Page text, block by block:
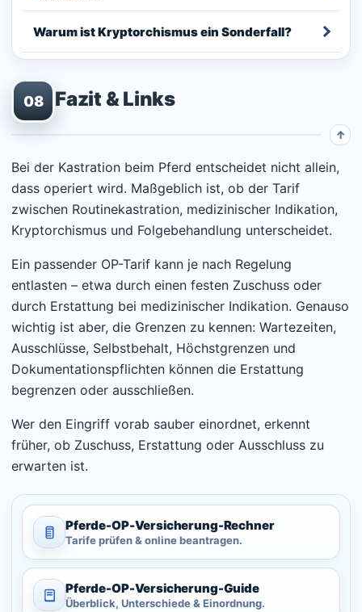
Warum ist Kryptorchismus ein Sonderfall?
08 Fazit & Links
Bei der Kastration beim Pferd entscheidet nicht allein,
dass operiert wird. Maßgeblich ist, ob der Tarif
zwischen Routinekastration, medizinischer Indikation,
Kryptorchismus und Folgebehandlung unterscheidet.
Ein passender OP-Tarif kann je nach Regelung
entlasten – etwa durch einen festen Zuschuss oder
durch Erstattung bei medizinischer Indikation. Genauso
wichtig ist aber, die Grenzen zu kennen: Wartezeiten,
Ausschlüsse, Selbstbehalt, Höchstgrenzen und
Dokumentationspflichten können die Erstattung
begrenzen oder ausschließen.
Wer den Eingriff vorab sauber einordnet, erkennt
früher, ob Zuschuss, Erstattung oder Ausschluss zu
erwarten ist.
Pferde-OP-Versicherung-Rechner
Tarife prüfen & online beantragen.
Pferde-OP-Versicherung-Guide
Überblick, Unterschiede & Einordnung.